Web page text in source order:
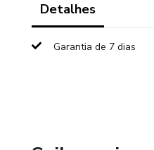
Detalhes
Garantia de 7 dias